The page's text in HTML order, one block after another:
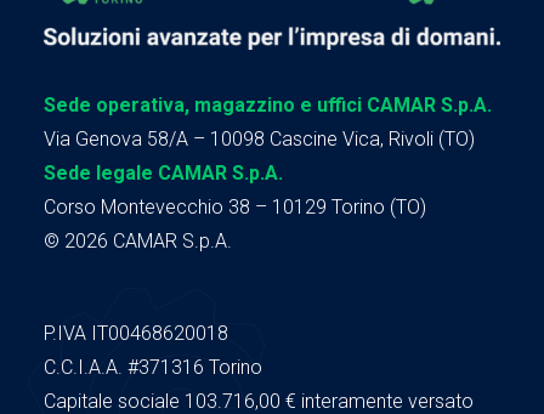
Sede operativa, magazzino e uffici CAMAR S.p.A.
Via Genova 58/A – 10098 Cascine Vica, Rivoli (TO)
Sede legale CAMAR S.p.A.
Corso Montevecchio 38 – 10129 Torino (TO)
© 2026 CAMAR S.p.A.
P.IVA IT00468620018
C.C.I.A.A. #371316 Torino
Capitale sociale 103.716,00 € interamente versato